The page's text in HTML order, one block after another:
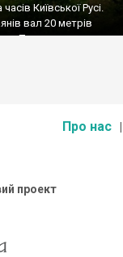
Київської Русі.
вал 20 метрів
Поселення з назвою
Про нас
проект